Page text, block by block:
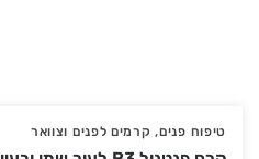
טיפוח פנים, קרמים לפנים וצוואר